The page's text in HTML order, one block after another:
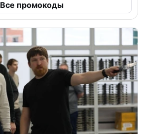
Все промокоды